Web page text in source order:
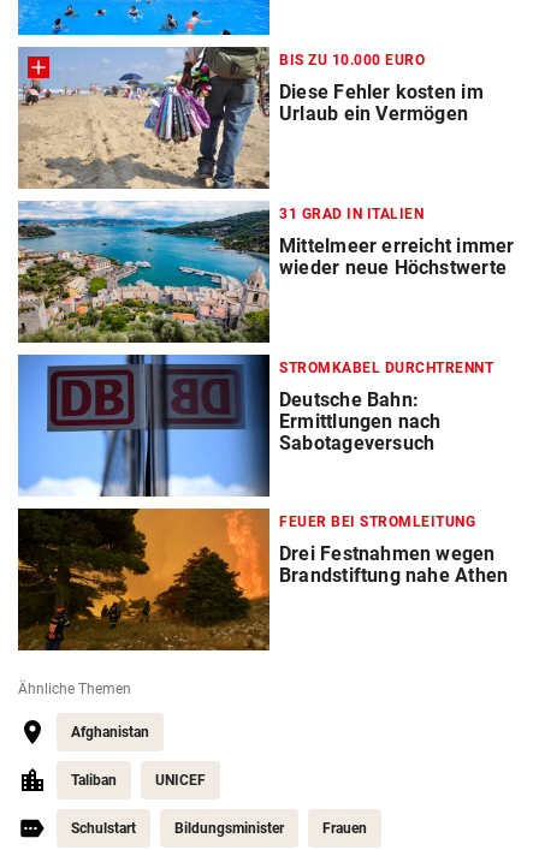
BIS ZU 10.000 EURO
Diese Fehler kosten im
Urlaub ein Vermögen
31 GRAD IN ITALIEN
Mittelmeer erreicht immer
wieder neue Höchstwerte
STROMKABEL DURCHTRENNT
Deutsche Bahn:
Ermittlungen nach
Sabotageversuch
FEUER BEI STROMLEITUNG
Drei Festnahmen wegen
Brandstiftung nahe Athen
Ähnliche Themen
Afghanistan
Taliban UNICEF
Schulstart Bildungsminister Frauen